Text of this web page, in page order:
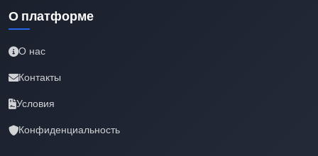
О платформе
О нас
Контакты
Условия
Конфиденциальность